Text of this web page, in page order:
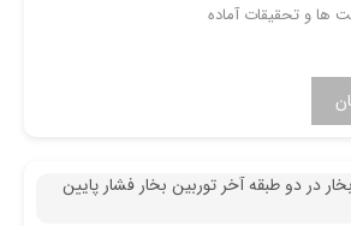
ها و تحقیقات آماده